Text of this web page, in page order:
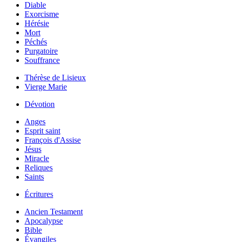
Diable
Exorcisme
Hérésie
Mort
Péchés
Purgatoire
Souffrance
Thérèse de Lisieux
Vierge Marie
Dévotion
Anges
Esprit saint
François d'Assise
Jésus
Miracle
Reliques
Saints
Écritures
Ancien Testament
Apocalypse
Bible
Évangiles